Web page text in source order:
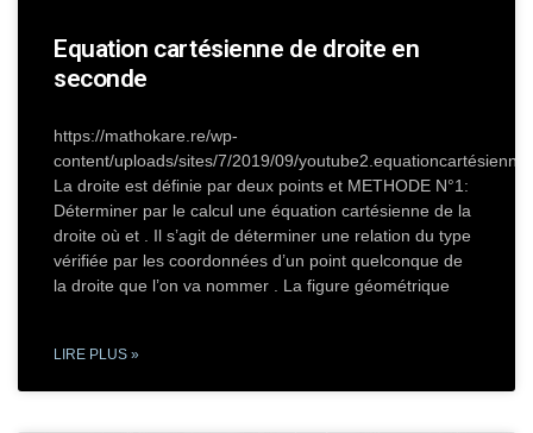
Equation cartésienne de droite en
seconde
https://mathokare.re/wp-
content/uploads/sites/7/2019/09/
La droite est définie par deux points et METHODE N°1:
Déterminer par le calcul une équation cartésienne de la
droite où et . Il s’agit de déterminer une relation du type
vérifiée par les coordonnées d’un point quelconque de
la droite que l’on va nommer . La figure géométrique
LIRE PLUS »